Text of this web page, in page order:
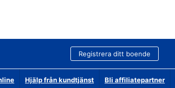
Registrera ditt boende
Hjälp från kundtjänst Bli affiliatepartner